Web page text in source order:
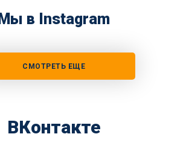
Мы в Instagram
СМОТРЕТЬ ЕЩЕ
ВКонтакте